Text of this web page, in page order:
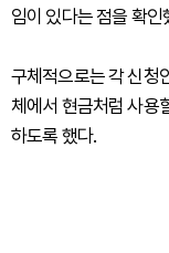
임이 있다는 점을 확
구체적으로는 각 신청
체에서 현금처럼 사용
하도록 했다.